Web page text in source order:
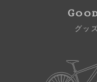
グッ